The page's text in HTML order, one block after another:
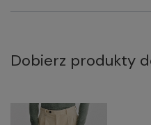
Dobierz produkty